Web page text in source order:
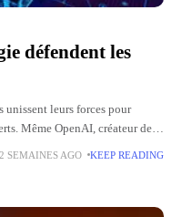
défendent les
leurs forces pour
Même OpenAI, créateur de
la lettre
2 SEMAINES AGO KEEP READING